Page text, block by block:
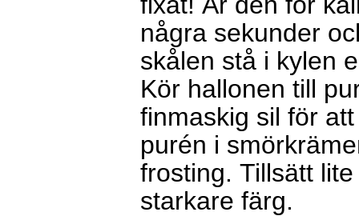
några sekunder
skålen stå i kylen
Kör hallonen till
finmaskig sil för
purén i
frosting. Tillsätt
starkare färg.